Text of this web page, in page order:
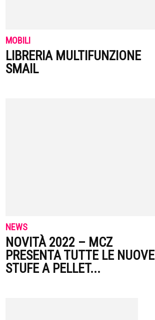
MOBILI
LIBRERIA MULTIFUNZIONE
SMAIL
NEWS
NOVITÀ 2022 – MCZ
PRESENTA TUTTE LE NUOVE
STUFE A PELLET...